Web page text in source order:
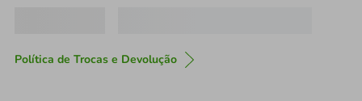
Política de Trocas e Devolução